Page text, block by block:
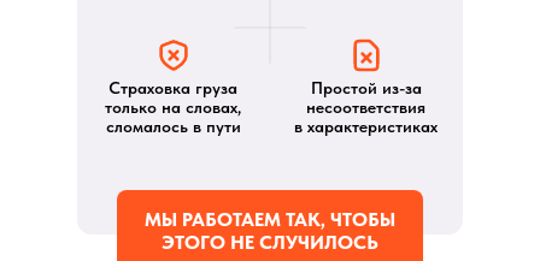
Страховка груза
только на словах,
сломалось в пути
Простой из-за
несоответствия
в характеристиках
МЫ РАБОТАЕМ ТАК, ЧТОБЫ
ЭТОГО НЕ СЛУЧИЛОСЬ